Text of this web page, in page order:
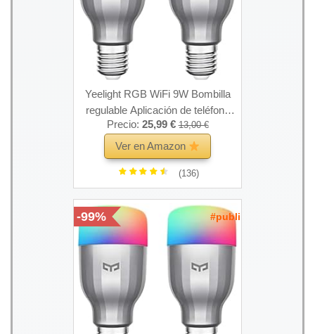
Yeelight RGB WiFi 9W Bombilla
regulable Aplicación de teléfono
Control de voz Compatible con
Alexa, Asistente de Google (2-
Pack)
Precio: 25,99 € 13,00 €
Ver en Amazon
(136)
-99% #publi